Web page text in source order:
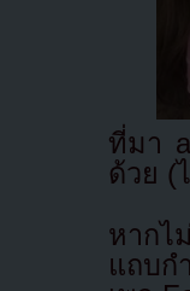
ที่มา
ด้วย (
หากไ
แถบก